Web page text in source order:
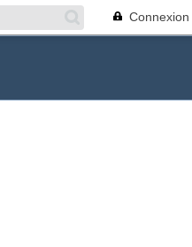
Connexion